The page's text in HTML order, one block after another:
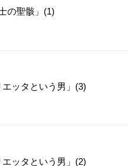
の聖骸」(1)
ッタという男」(3)
ッタという男」(2)